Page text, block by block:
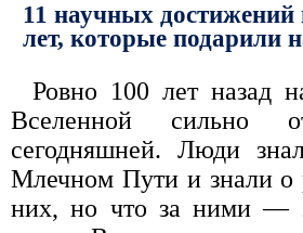
11 научных достижений
лет, которые подарили
Ровно 100 лет назад
Вселенной сильно
сегодняшней. Люди
Млечном Пути и знали о
них, но что за ними —